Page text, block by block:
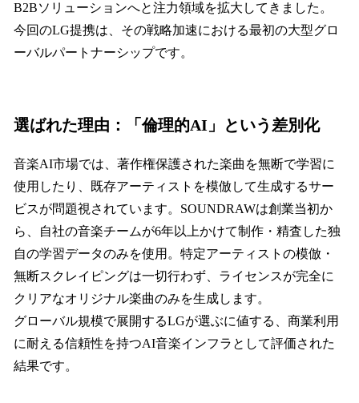
B2Bソリューションへと注力領域を拡大してきました。
今回のLG提携は、その戦略加速における最初の大型グロ
ーバルパートナーシップです。
選ばれた理由：「倫理的AI」という差別化
音楽AI市場では、著作権保護された楽曲を無断で学習に
使用したり、既存アーティストを模倣して生成するサー
ビスが問題視されています。SOUNDRAWは創業当初か
ら、自社の音楽チームが6年以上かけて制作・精査した独
自の学習データのみを使用。特定アーティストの模倣・
無断スクレイピングは一切行わず、ライセンスが完全に
クリアなオリジナル楽曲のみを生成します。
グローバル規模で展開するLGが選ぶに値する、商業利用
に耐える信頼性を持つAI音楽インフラとして評価された
結果です。